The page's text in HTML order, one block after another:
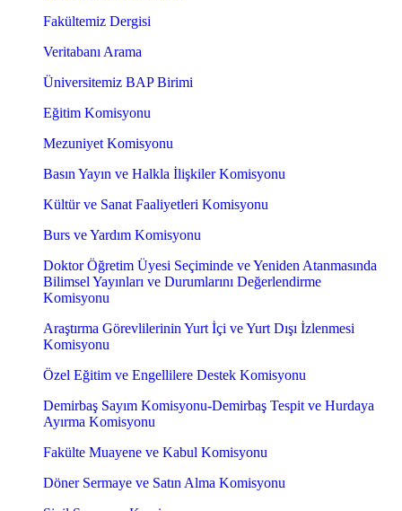
Fakültemiz Dergisi
Veritabanı Arama
Üniversitemiz BAP Birimi
Eğitim Komisyonu
Mezuniyet Komisyonu
Basın Yayın ve Halkla İlişkiler Komisyonu
Kültür ve Sanat Faaliyetleri Komisyonu
Burs ve Yardım Komisyonu
Doktor Öğretim Üyesi Seçiminde ve Yeniden Atanmasında
Bilimsel Yayınları ve Durumlarını Değerlendirme
Komisyonu
Araştırma Görevlilerinin Yurt İçi ve Yurt Dışı İzlenmesi
Komisyonu
Özel Eğitim ve Engellilere Destek Komisyonu
Demirbaş Sayım Komisyonu-Demirbaş Tespit ve Hurdaya
Ayırma Komisyonu
Fakülte Muayene ve Kabul Komisyonu
Döner Sermaye ve Satın Alma Komisyonu